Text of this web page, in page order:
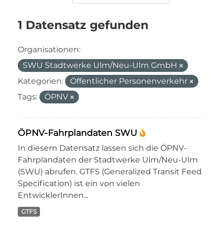
1 Datensatz gefunden
Organisationen:
SWU Stadtwerke Ulm/Neu-Ulm GmbH
Kategorien:
Öffentlicher Personenverkehr
Tags:
ÖPNV
ÖPNV-Fahrplandaten SWU
In diesem Datensatz lassen sich die ÖPNV-
Fahrplandaten der Stadtwerke Ulm/Neu-Ulm
(SWU) abrufen. GTFS (Generalized Transit Feed
Specification) ist ein von vielen
EntwicklerInnen...
GTFS